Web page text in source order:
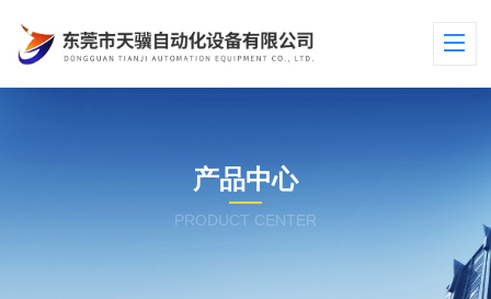
产品中心
PRODUCT CENTER